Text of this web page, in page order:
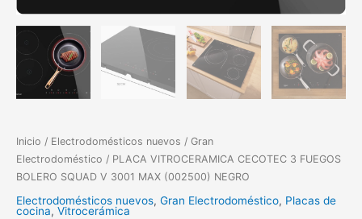
Inicio / Electrodomésticos nuevos / Gran
Electrodoméstico / PLACA VITROCERAMICA CECOTEC 3 FUEGOS
BOLERO SQUAD V 3001 MAX (002500) NEGRO
Electrodomésticos nuevos, Gran Electrodoméstico, Placas de
cocina, Vitrocerámica